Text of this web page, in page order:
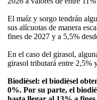
El maíz y sorgo tendrán
sus alícuotas de manera
fines de 2027 y a 5,5%
En el caso del girasol,
girasol tributará entre 2,5%
Biodiésel: el biodiésel
0%. Por su parte, el